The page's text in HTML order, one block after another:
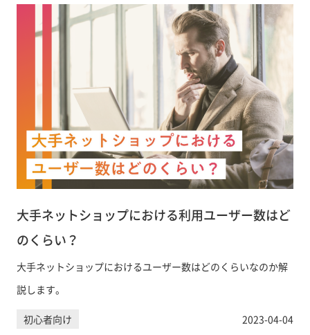
大手ネットショップにおける利用ユーザー数はど
のくらい？
大手ネットショップにおけるユーザー数はどのくらいなのか解
説します。
初心者向け 2023-04-04